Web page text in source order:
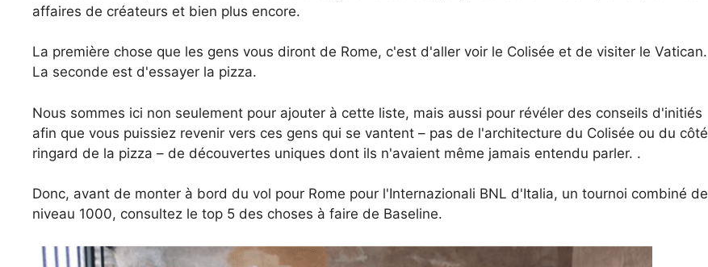
affaires de créateurs et bien plus encore.
La première chose que les gens vous diront de Rome, c'est d'aller voir le Colisée et de visiter le Vatican.
La seconde est d'essayer la pizza.
Nous sommes ici non seulement pour ajouter à cette liste, mais aussi pour révéler des conseils d'initiés
afin que vous puissiez revenir vers ces gens qui se vantent – pas de l'architecture du Colisée ou du côté
ringard de la pizza – de découvertes uniques dont ils n'avaient même jamais entendu parler. .
Donc, avant de monter à bord du vol pour Rome pour l'Internazionali BNL d'Italia, un tournoi combiné de
niveau 1000, consultez le top 5 des choses à faire de Baseline.